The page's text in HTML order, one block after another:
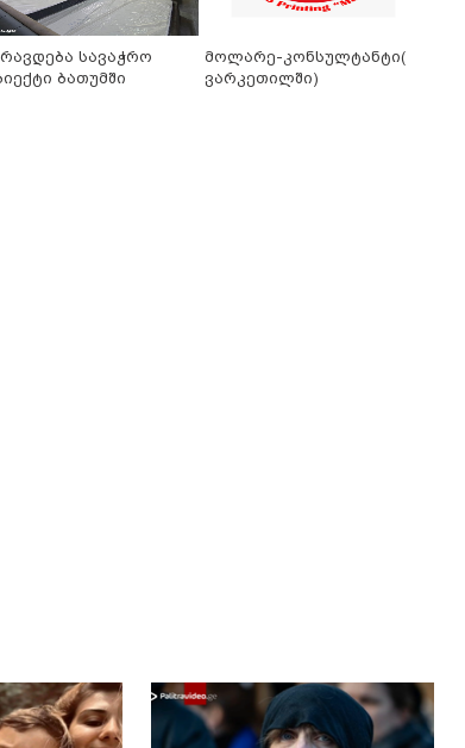
სავაჭრო
ბათუმში
მოლარე-კონსულტანტი(
ვარკეთილში)